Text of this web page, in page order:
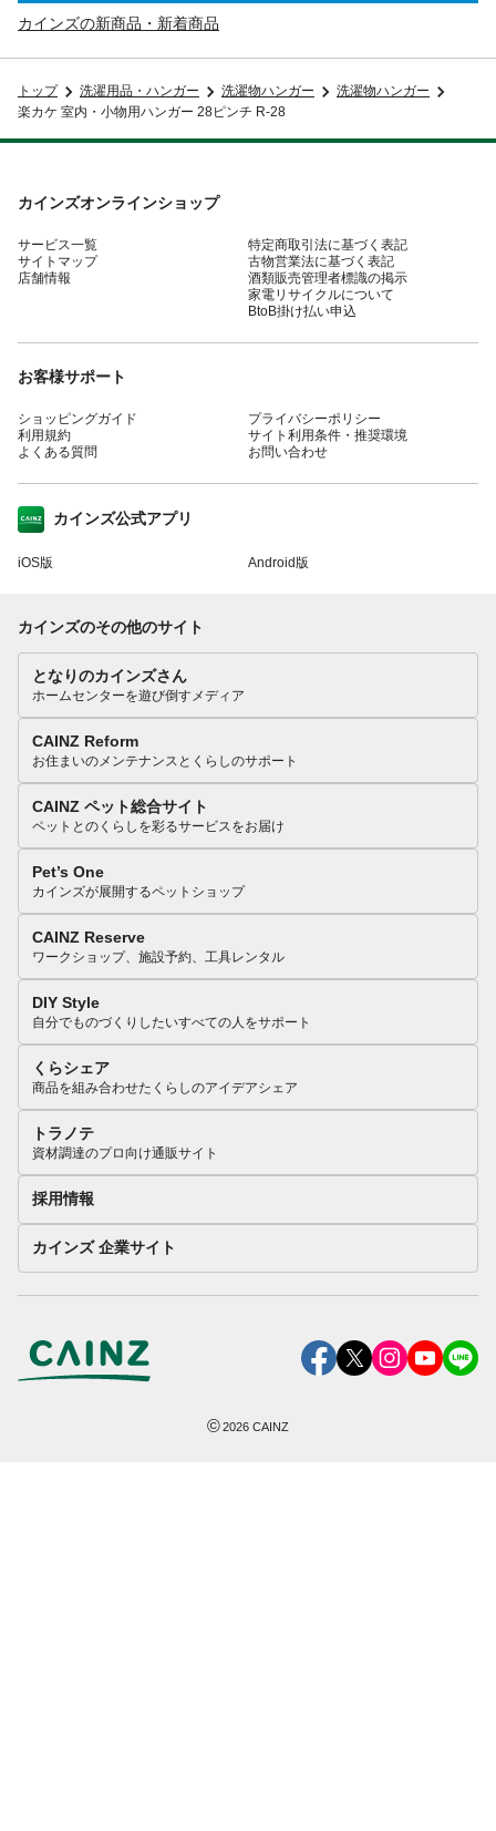
カインズの新商品・新着商品
トップ 洗濯用品・ハンガー 洗濯物ハンガー
洗濯物ハンガー
楽カケ 室内・小物用ハンガー 28ピンチ R-28
カインズオンラインショップ
サービス一覧
サイトマップ
店舗情報
特定商取引法に基づく表記
古物営業法に基づく表記
酒類販売管理者標識の掲示
家電リサイクルについて
BtoB掛け払い申込
お客様サポート
ショッピングガイド
利用規約
よくある質問
プライバシーポリシー
サイト利用条件・推奨環境
お問い合わせ
カインズ公式アプリ
iOS版 Android版
カインズのその他のサイト
となりのカインズさん
ホームセンターを遊び倒すメディア
CAINZ Reform
お住まいのメンテナンスとくらしのサポート
CAINZ ペット総合サイト
ペットとのくらしを彩るサービスをお届け
Pet’s One
カインズが展開するペットショップ
CAINZ Reserve
ワークショップ、施設予約、工具レンタル
DIY Style
自分でものづくりしたいすべての人をサポート
くらシェア
商品を組み合わせたくらしのアイデアシェア
トラノテ
資材調達のプロ向け通販サイト
採用情報
カインズ 企業サイト
©2026 CAINZ